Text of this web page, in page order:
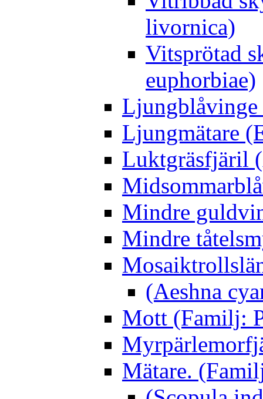
livornica)
Vitsprötad
euphorbiae)
Ljungblåvinge
Ljungmätare
Luktgräsfjäril
Mindre
Mindre
(Aeshna
Mott (Familj:
Mätare.